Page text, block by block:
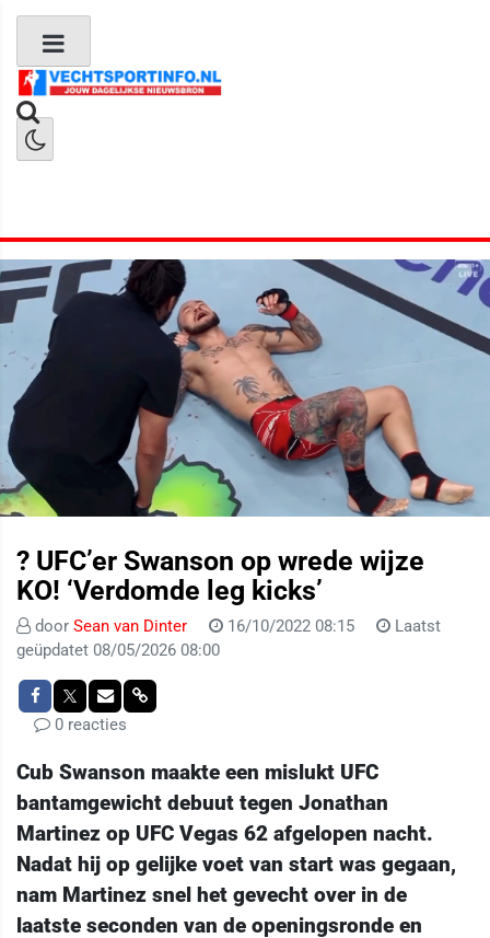
? UFC’er Swanson op wrede wijze
KO! ‘Verdomde leg kicks’
door Sean van Dinter 16/10/2022 08:15
Laatst
geüpdatet 08/05/2026 08:00
0 reacties
Cub Swanson maakte een mislukt UFC
bantamgewicht debuut tegen Jonathan
Martinez op UFC Vegas 62 afgelopen nacht.
Nadat hij op gelijke voet van start was gegaan,
nam Martinez snel het gevecht over in de
laatste seconden van de openingsronde en